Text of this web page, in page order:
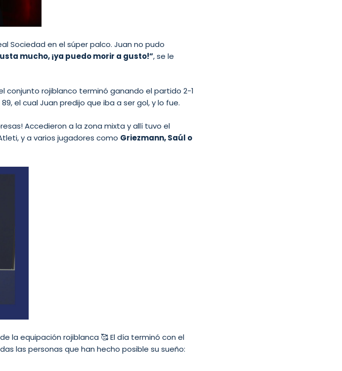
Sociedad en el súper palco. Juan no pudo
mucho, ¡ya puedo morir a gusto!”, se le
conjunto rojiblanco terminó ganando el partido 2-1
el cual Juan predijo que iba a ser gol, y lo fue.
Accedieron a la zona mixta y allí tuvo el
y a varios jugadores como Griezmann, Saúl o
la equipación rojiblanca 🥰 El día terminó con el
las personas que han hecho posible su sueño: